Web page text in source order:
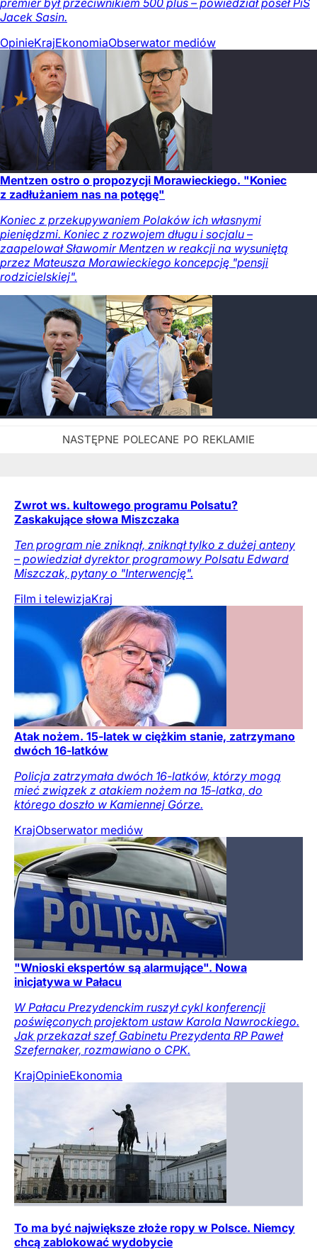
Jacek Sasin.
OpinieKrajEkonomiaObserwator mediów
Mentzen ostro o propozycji Morawieckiego. "Koniec
z zadłużaniem nas na potęgę"
Koniec z przekupywaniem Polaków ich własnymi
pieniędzmi. Koniec z rozwojem długu i socjalu –
zaapelował Sławomir Mentzen w reakcji na wysuniętą
przez Mateusza Morawieckiego koncepcję "pensji
rodzicielskiej".
Zwrot ws. kultowego programu Polsatu?
Zaskakujące słowa Miszczaka
Ten program nie zniknął, zniknął tylko z dużej anteny
– powiedział dyrektor programowy Polsatu Edward
Miszczak, pytany o "Interwencję".
Film i telewizjaKraj
Atak nożem. 15-latek w ciężkim stanie, zatrzymano
dwóch 16-latków
Policja zatrzymała dwóch 16-latków, którzy mogą
mieć związek z atakiem nożem na 15-latka, do
którego doszło w Kamiennej Górze.
KrajObserwator mediów
"Wnioski ekspertów są alarmujące". Nowa
inicjatywa w Pałacu
W Pałacu Prezydenckim ruszył cykl konferencji
poświęconych projektom ustaw Karola Nawrockiego.
Jak przekazał szef Gabinetu Prezydenta RP Paweł
Szefernaker, rozmawiano o CPK.
KrajOpinieEkonomia
To ma być największe złoże ropy w Polsce. Niemcy
chcą zablokować wydobycie